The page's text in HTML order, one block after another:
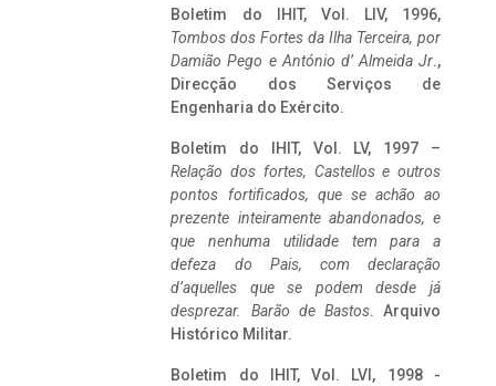
Boletim do IHIT, Vol. LIV, 1996,
Tombos dos Fortes da Ilha Terceira, por
Damião Pego e António d’ Almeida Jr.,
Direcção dos Serviços de
Engenharia do Exército.
Boletim do IHIT, Vol. LV, 1997 –
Relação dos fortes, Castellos e outros
pontos fortificados, que se achão ao
prezente inteiramente abandonados, e
que nenhuma utilidade tem para a
defeza do Pais, com declaração
d’aquelles que se podem desde já
desprezar. Barão de Bastos. Arquivo
Histórico Militar.
Boletim do IHIT, Vol. LVI, 1998 -